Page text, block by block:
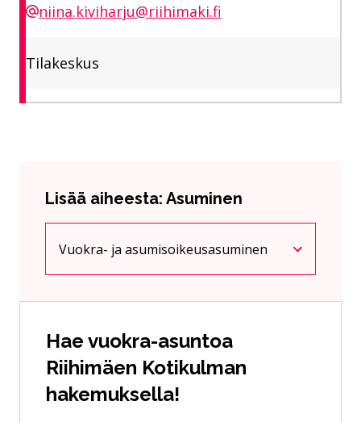
niina.kiviharju@riihimaki.fi
Tilakeskus
Lisää aiheesta: Asuminen
Nykyinen sivu
Vuokra- ja asumisoikeusasuminen
Klikkaa käyttääksesi valikkoa
Hae vuokra-asuntoa
Riihimäen Kotikulman
hakemuksella!